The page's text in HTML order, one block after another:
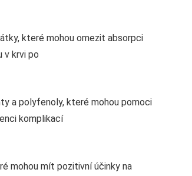
které mohou omezit absorpci
v krvi po
a polyfenoly, které mohou pomoci
komplikací
mohou mít pozitivní účinky na